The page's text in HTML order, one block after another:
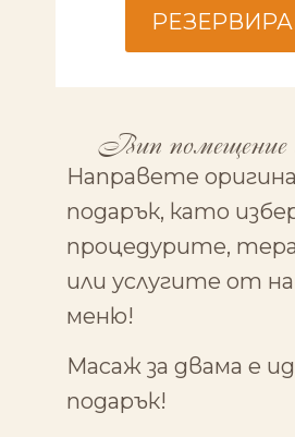
Вип помещение
Направете
подарък, като
процедурите,
или услугите от
меню!
Масаж за двама е
подарък!